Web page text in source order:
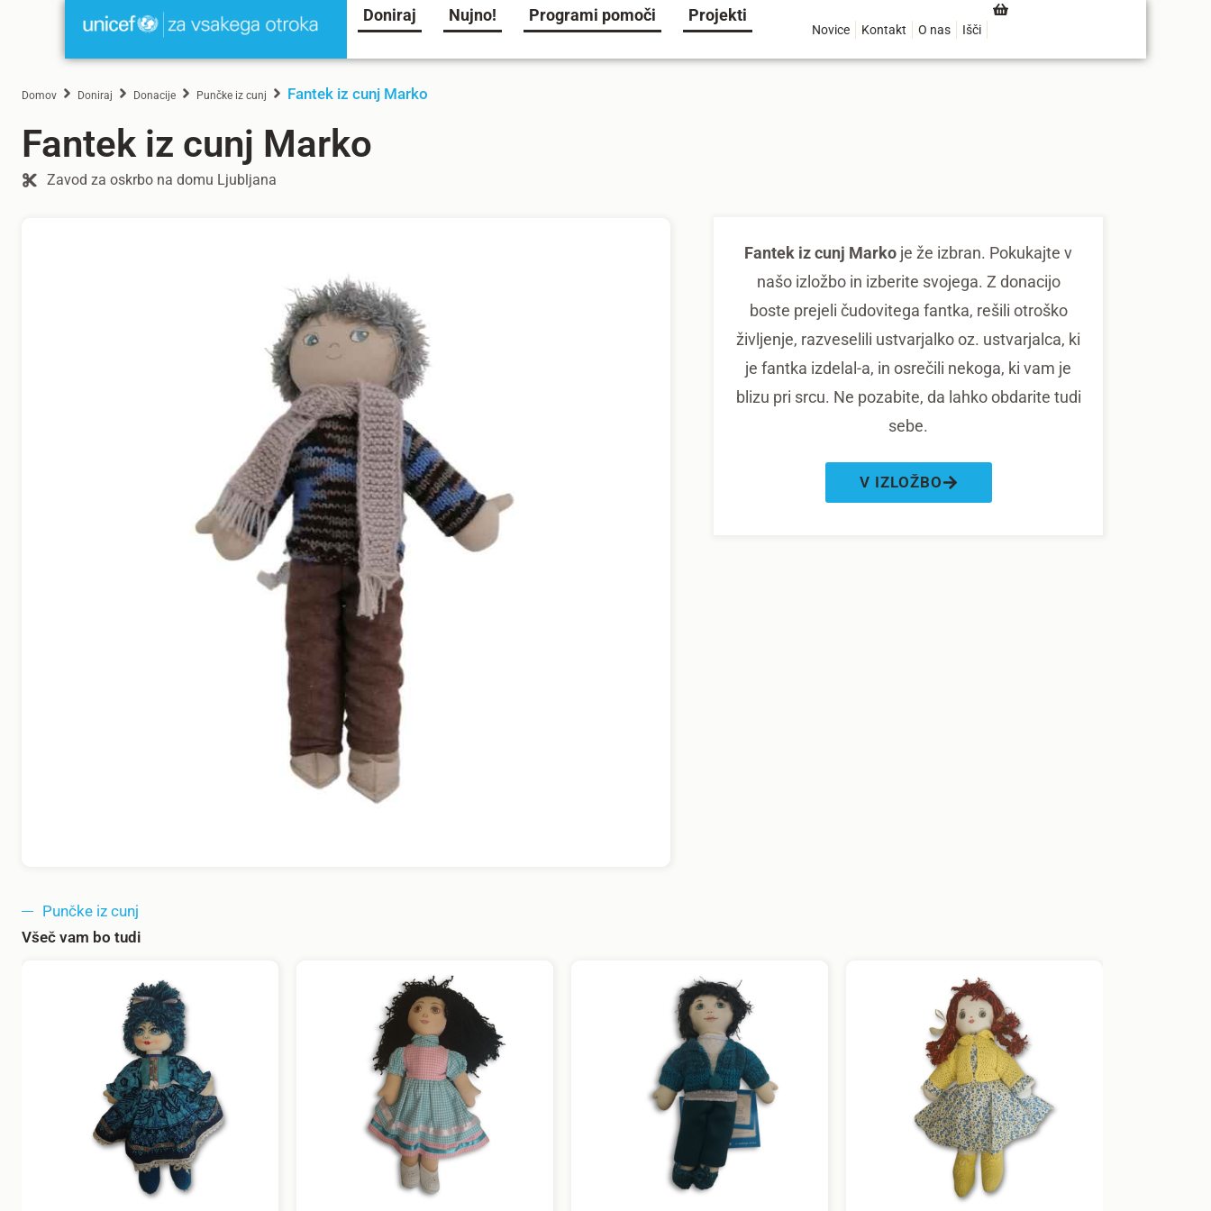
Doniraj Nujno! Programi pomoči Projekti
Novice Kontakt O nas Išči
Domov Doniraj Donacije Punčke iz cunj Fantek iz cunj Marko
Fantek iz cunj Marko
Zavod za oskrbo na domu Ljubljana
Fantek iz cunj Marko je že izbran. Pokukajte v
našo izložbo in izberite svojega. Z donacijo
boste prejeli čudovitega fantka, rešili otroško
življenje, razveselili ustvarjalko oz. ustvarjalca, ki
je fantka izdelal-a, in osrečili nekoga, ki vam je
blizu pri srcu. Ne pozabite, da lahko obdarite tudi
sebe.
V IZLOŽBO
Punčke iz cunj
Všeč vam bo tudi